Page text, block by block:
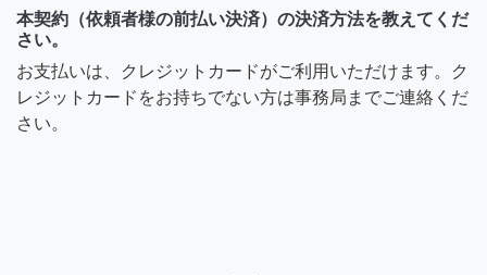
本契約（依頼者様の前払い決済）の決済方法を教えてくだ
さい。
お支払いは、クレジットカードがご利用いただけます。ク
レジットカードをお持ちでない方は事務局までご連絡くだ
さい。